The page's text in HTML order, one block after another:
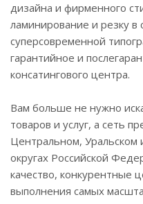
дизайна и фирменного
ламинирование и резку в
суперсовременной
гарантийное и
консатингового центра.
Вам больше не нужно
товаров и услуг, а сеть
Центральном,
округах Российской
качество, конкурентные
выполнения самых